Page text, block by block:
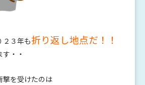
２３年も折り返し地点だ！！
・・
撃を受けたのは